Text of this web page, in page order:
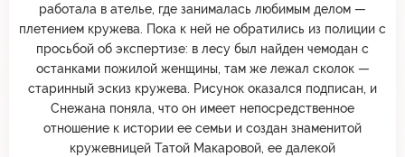
работала в ателье, где занималась любимым делом —
плетением кружева. Пока к ней не обратились из полиции с
просьбой об экспертизе: в лесу был найден чемодан с
останками пожилой женщины, там же лежал сколок —
старинный эскиз кружева. Рисунок оказался подписан, и
Снежана поняла, что он имеет непосредственное
отношение к истории ее семьи и создан знаменитой
кружевницей Татой Макаровой, ее далекой